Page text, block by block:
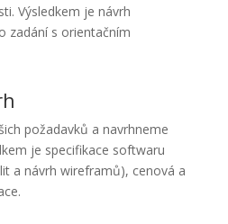
Výsledkem je návrh
zadání s orientačním
požadavků a navrhneme
je specifikace softwaru
a návrh wireframů), cenová a